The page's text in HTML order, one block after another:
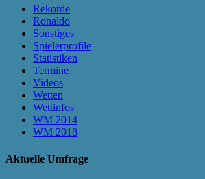
Rekorde
Ronaldo
Sonstiges
Spielerprofile
Statistiken
Termine
Videos
Wetten
Wettinfos
WM 2014
WM 2018
Aktuelle Umfrage